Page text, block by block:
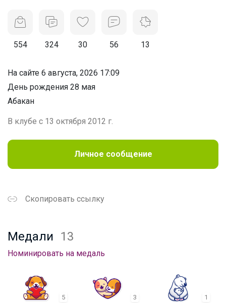
554 324 30 56 13
На сайте 6 августа, 2026 17:09
День рождения 28 мая
Абакан
В клубе с 13 октября 2012 г.
Личное сообщение
Скопировать ссылку
Медали 13
Номинировать на медаль
5 3 1